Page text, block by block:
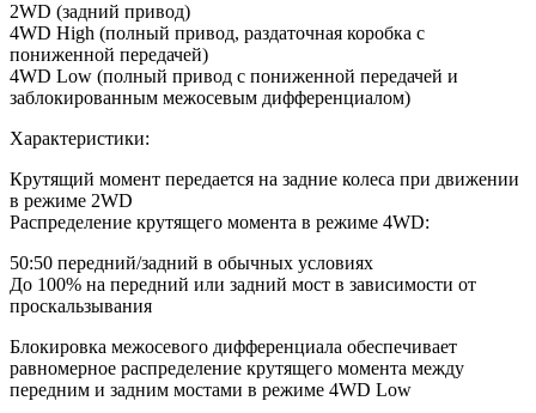
2WD (задний привод)
4WD High (полный привод, раздаточная коробка с
пониженной передачей)
4WD Low (полный привод с пониженной передачей и
заблокированным межосевым дифференциалом)
Характеристики:
Крутящий момент передается на задние колеса при движении
в режиме 2WD
Распределение крутящего момента в режиме 4WD:
50:50 передний/задний в обычных условиях
До 100% на передний или задний мост в зависимости от
проскальзывания
Блокировка межосевого дифференциала обеспечивает
равномерное распределение крутящего момента между
передним и задним мостами в режиме 4WD Low